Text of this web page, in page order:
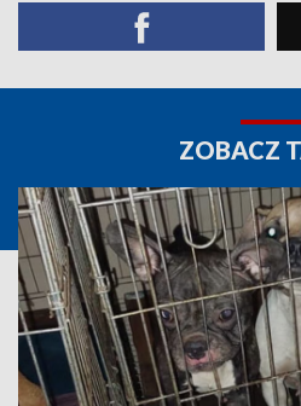
ZOBACZ